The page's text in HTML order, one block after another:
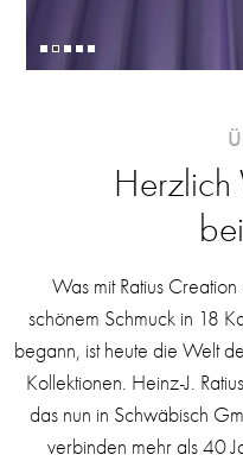
Herzlich
Was mit Ratius
schönem Schmuck in 18
begann, ist heute die Welt
Kollektionen. Heinz-J.
das nun in Schwäbisch
verbinden mehr als 40